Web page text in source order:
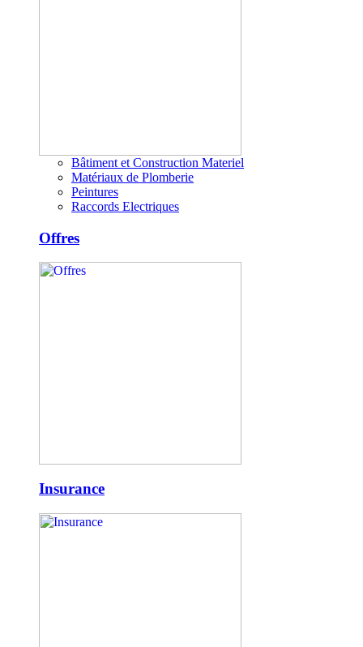
Bâtiment et Construction Materiel
Matériaux de Plomberie
Peintures
Raccords Electriques
Offres
Insurance